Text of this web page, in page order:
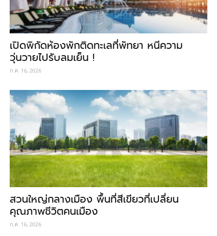
เปิดพิกัดห้องพักติดทะเลที่พัทยา หนีความ
วุ่นวายไปรับลมเย็น !
ก.ค. 16, 2026
สวนใหญ่กลางเมือง พื้นที่สีเขียวที่เปลี่ยน
คุณภาพชีวิตคนเมือง
ก.ค. 16, 2026